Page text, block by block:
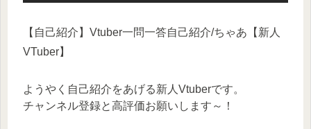
【自己紹介】Vtuber一問一答自己紹介/ちゃあ【新人
VTuber】
ようやく自己紹介をあげる新人Vtuberです。
チャンネル登録と高評価お願いします～！